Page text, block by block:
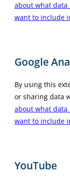
about what data
want to include
Google
By using this
or sharing data
about what data
want to include
YouTube